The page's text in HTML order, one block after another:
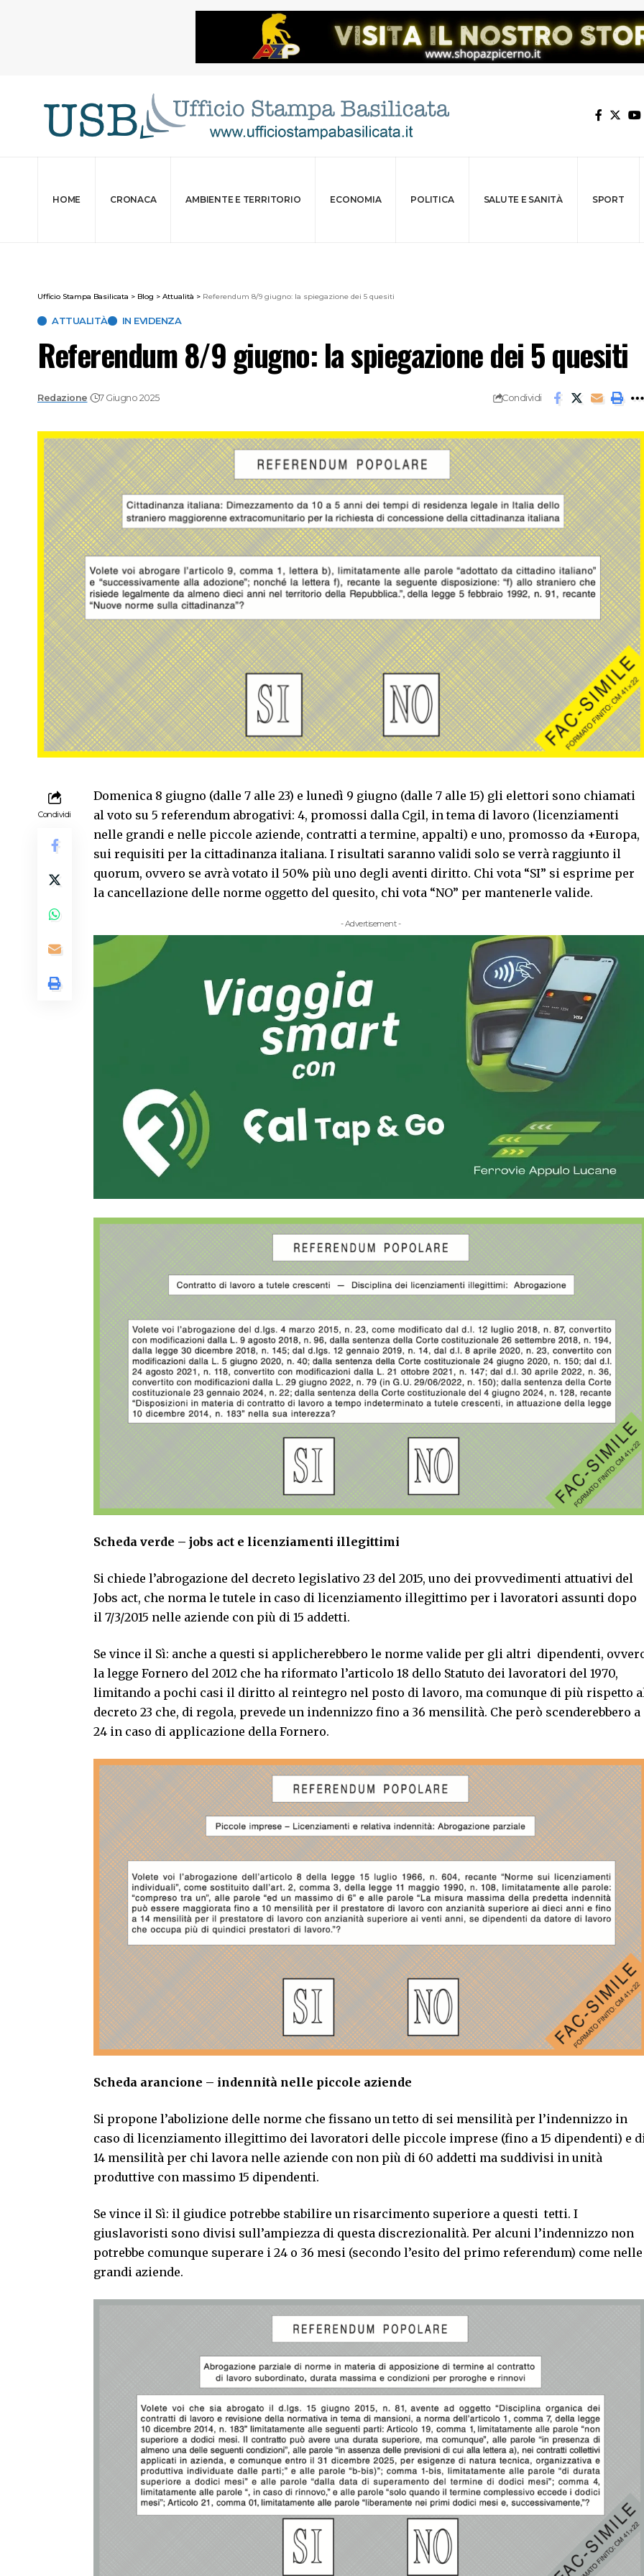
HOME CRONACA AMBIENTE E TERRITORIO ECONOMIA POLITICA SALUTE E SANITÀ SPORT
Ufficio Stampa Basilicata > Blog > Attualità > Referendum 8/9 giugno: la spiegazione dei 5 quesiti
ATTUALITÀ IN EVIDENZA
Referendum 8/9 giugno: la spiegazione dei 5 quesiti
Redazione 7 Giugno 2025 Condividi
Condividi
Domenica 8 giugno (dalle 7 alle 23) e lunedì 9 giugno (dalle 7 alle 15) gli elettori sono chiamati
al voto su 5 referendum abrogativi: 4, promossi dalla Cgil, in tema di lavoro (licenziamenti
nelle grandi e nelle piccole aziende, contratti a termine, appalti) e uno, promosso da +Europa,
sui requisiti per la cittadinanza italiana. I risultati saranno validi solo se verrà raggiunto il
quorum, ovvero se avrà votato il 50% più uno degli aventi diritto. Chi vota “SI” si esprime per
la cancellazione delle norme oggetto del quesito, chi vota “NO” per mantenerle valide.
- Advertisement -
Scheda verde – jobs act e licenziamenti illegittimi
Si chiede l’abrogazione del decreto legislativo 23 del 2015, uno dei provvedimenti attuativi del
Jobs act, che norma le tutele in caso di licenziamento illegittimo per i lavoratori assunti dopo
il 7/3/2015 nelle aziende con più di 15 addetti.
Se vince il Sì: anche a questi si applicherebbero le norme valide per gli altri dipendenti,
la legge Fornero del 2012 che ha riformato l’articolo 18 dello Statuto dei lavoratori del 1970,
limitando a pochi casi il diritto al reintegro nel posto di lavoro, ma comunque di più rispetto
decreto 23 che, di regola, prevede un indennizzo fino a 36 mensilità. Che però scenderebbero a
24 in caso di applicazione della Fornero.
Scheda arancione – indennità nelle piccole aziende
Si propone l’abolizione delle norme che fissano un tetto di sei mensilità per l’indennizzo in
caso di licenziamento illegittimo dei lavoratori delle piccole imprese (fino a 15 dipendenti) e
14 mensilità per chi lavora nelle aziende con non più di 60 addetti ma suddivisi in unità
produttive con massimo 15 dipendenti.
Se vince il Sì: il giudice potrebbe stabilire un risarcimento superiore a questi tetti. I
giuslavoristi sono divisi sull’ampiezza di questa discrezionalità. Per alcuni l’indennizzo non
potrebbe comunque superare i 24 o 36 mesi (secondo l’esito del primo referendum) come nelle
grandi aziende.